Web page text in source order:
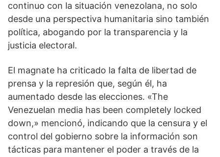
continuo con la situación venezolana, no solo
desde una perspectiva humanitaria sino también
política, abogando por la transparencia y la
justicia electoral.
El magnate ha criticado la falta de libertad de
prensa y la represión que, según él, ha
aumentado desde las elecciones. «The
Venezuelan media has been completely locked
down,» mencionó, indicando que la censura y el
control del gobierno sobre la información son
tácticas para mantener el poder a través de la